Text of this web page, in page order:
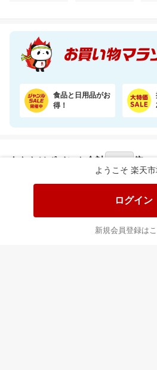
ようこそ 楽天
ログイン
新規会員登録は
食品と日用品がお
得！
あなたはポイント 合計 倍